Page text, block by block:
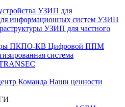
УЗИП для
информационных систем УЗИП
УЗИП для частного
ПКПО-КВ Цифровой ППМ
система
Команда Наши ценности